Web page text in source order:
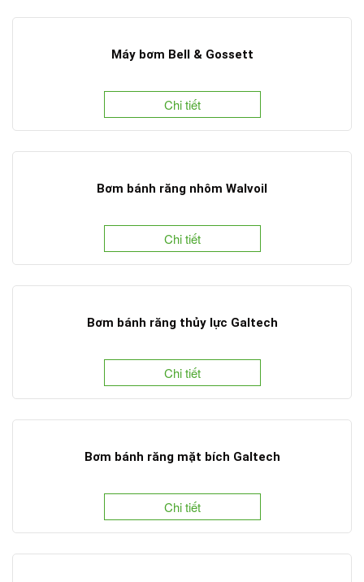
Máy bơm Bell & Gossett
Chi tiết
Bơm bánh răng nhôm Walvoil
Chi tiết
Bơm bánh răng thủy lực Galtech
Chi tiết
Bơm bánh răng mặt bích Galtech
Chi tiết